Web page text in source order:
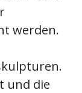
werden.
und die